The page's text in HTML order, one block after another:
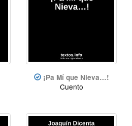
¡Pa Mí que Nieva…!
Cuento